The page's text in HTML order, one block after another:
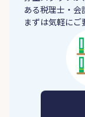
ある税理士・会
まずは気軽にご